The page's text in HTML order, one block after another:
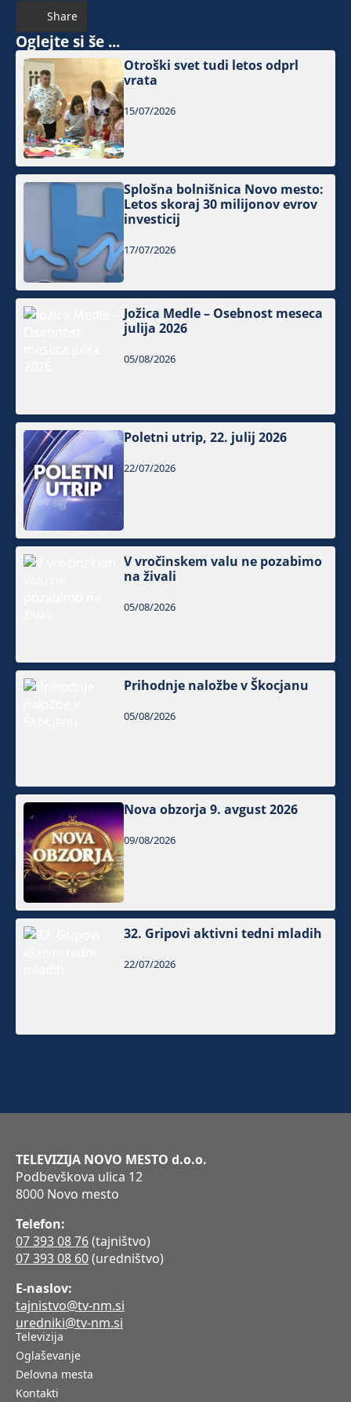
Share
Oglejte si še ...
Otroški svet tudi letos odprl
vrata
15/07/2026
Splošna bolnišnica Novo mesto:
Letos skoraj 30 milijonov evrov
investicij
17/07/2026
Jožica Medle – Osebnost meseca
julija 2026
05/08/2026
Poletni utrip, 22. julij 2026
22/07/2026
V vročinskem valu ne pozabimo
na živali
05/08/2026
Prihodnje naložbe v Škocjanu
05/08/2026
Nova obzorja 9. avgust 2026
09/08/2026
32. Gripovi aktivni tedni mladih
22/07/2026
TELEVIZIJA NOVO MESTO d.o.o.
Podbevškova ulica 12
8000 Novo mesto
Telefon:
07 393 08 76(tajništvo)
07 393 08 60(uredništvo)
E-naslov:
tajnistvo@tv-nm.si
uredniki@tv-nm.si
Televizija
Oglaševanje
Delovna mesta
Kontakti